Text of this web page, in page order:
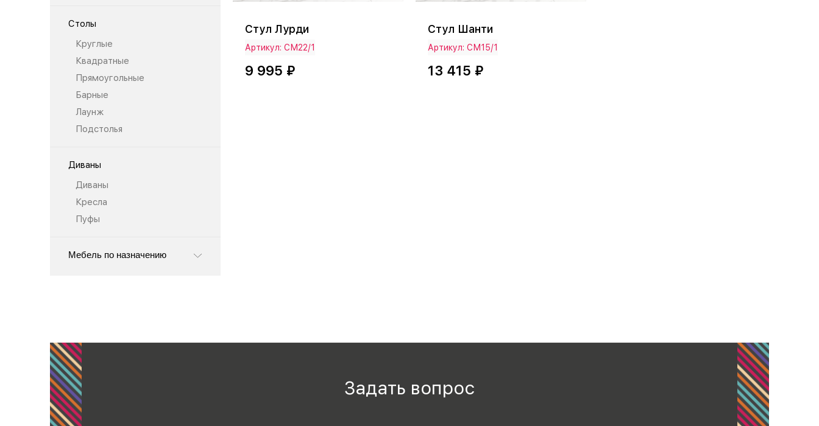
Столы
Круглые
Квадратные
Прямоугольные
Барные
Лаунж
Подстолья
Диваны
Диваны
Кресла
Пуфы
Мебель по назначению
Стул Лурди
Артикул: СМ22/1
9 995 ₽
Стул Шанти
Артикул: СМ15/1
13 415 ₽
Задать вопрос